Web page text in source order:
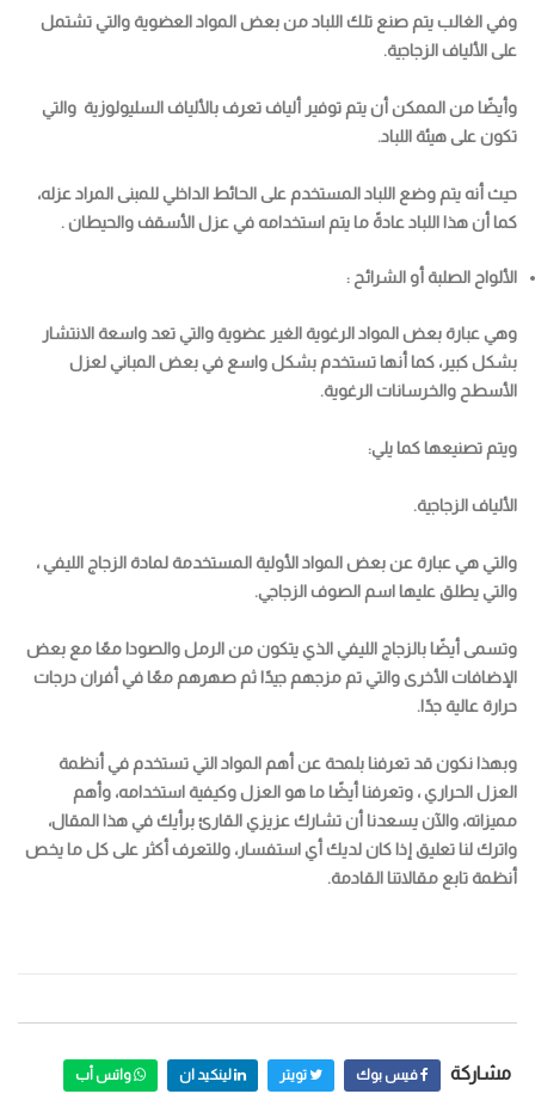
وفي الغالب يتم صنع تلك اللباد من بعض المواد العضوية والتي تشتمل
على الألياف الزجاجية.
وأيضًا من الممكن أن يتم توفير ألياف تعرف بالألياف السليولوزية والتي
تكون على هيئة اللباد.
حيث أنه يتم وضع اللباد المستخدم على الحائط الداخلي للمبنى المراد عزله،
كما أن هذا اللباد عادةً ما يتم استخدامه في عزل الأسقف والحيطان .
الألواح الصلبة أو الشرائح :
وهي عبارة بعض المواد الرغوية الغير عضوية والتي تعد واسعة الانتشار
بشكل كبير، كما أنها تستخدم بشكل واسع في بعض المباني لعزل
الأسطح والخرسانات الرغوية.
ويتم تصنيعها كما يلي:
الألياف الزجاجية.
والتي هي عبارة عن بعض المواد الأولية المستخدمة لمادة الزجاج الليفي ،
والتي يطلق عليها اسم الصوف الزجاجي.
وتسمى أيضًا بالزجاج الليفي الذي يتكون من الرمل والصودا معًا مع بعض
الإضافات الأخرى والتي تم مزجهم جيدًا ثم صهرهم معًا في أفران درجات
حرارة عالية جدًا.
وبهذا نكون قد تعرفنا بلمحة عن أهم المواد التي تستخدم في أنظمة
العزل الحراري ، وتعرفنا أيضًا ما هو العزل وكيفية استخدامه، وأهم
مميزاته، والآن يسعدنا أن تشارك عزيزي القارئ برأيك في هذا المقال،
واترك لنا تعليق إذا كان لديك أي استفسار، وللتعرف أكثر على كل ما يخص
أنظمة تابع مقالاتنا القادمة.
مشاركة فيس بوك تويتر لينكيد ان واتس أب